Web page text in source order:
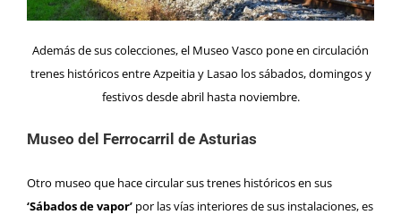
Además de sus colecciones, el Museo Vasco pone en circulación
trenes históricos entre Azpeitia y Lasao los sábados, domingos y
festivos desde abril hasta noviembre.
Museo del Ferrocarril de Asturias
Otro museo que hace circular sus trenes históricos en sus
‘Sábados de vapor’ por las vías interiores de sus instalaciones, es